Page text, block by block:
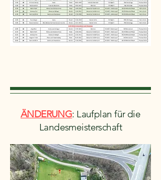
ÄNDERUNG: Laufplan für die
Landesmeisterschaft